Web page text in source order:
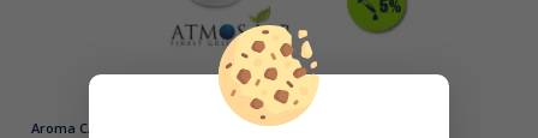
Aroma CAPPUCCINO Atmos Lab 10ml Aromas Atmos Lab ⬅